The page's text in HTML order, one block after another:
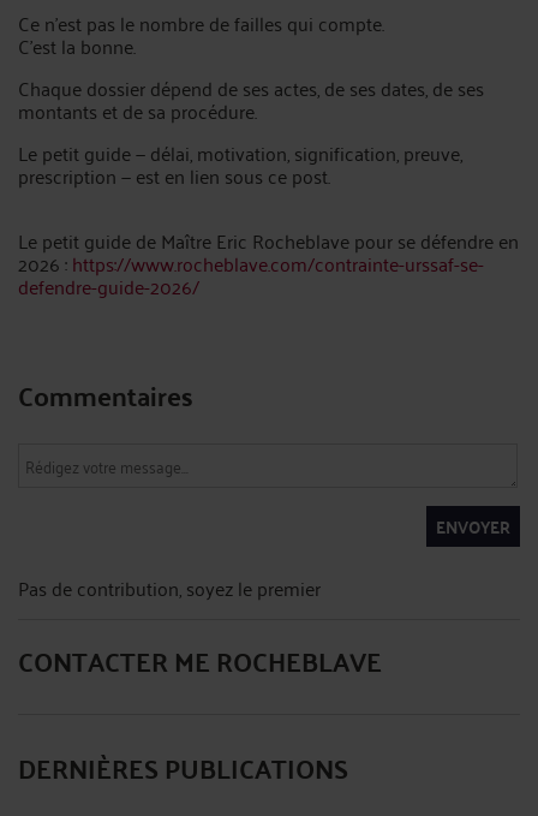
Ce n'est pas le nombre de failles qui compte.
C'est la bonne.
Chaque dossier dépend de ses actes, de ses dates, de ses
montants et de sa procédure.
Le petit guide — délai, motivation, signification, preuve,
prescription — est en lien sous ce post.
Le petit guide de Maître Eric Rocheblave pour se défendre en
2026 :https://www.rocheblave.com/contrainte-urssaf-se-
defendre-guide-2026/
Commentaires
ENVOYER
Pas de contribution, soyez le premier
CONTACTER ME ROCHEBLAVE
DERNIÈRES PUBLICATIONS